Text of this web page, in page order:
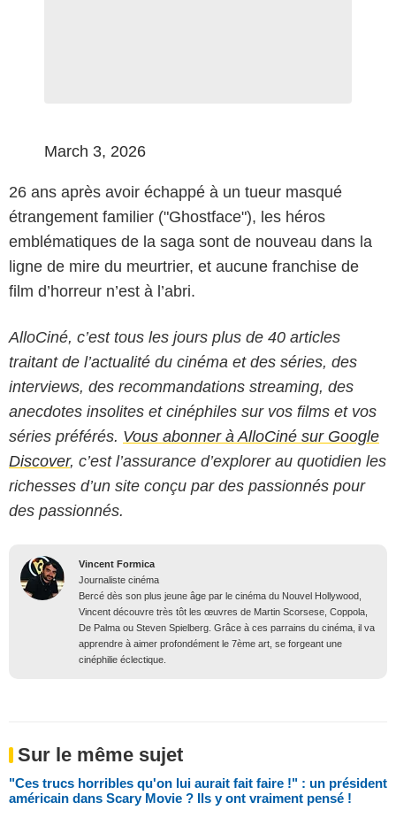
March 3, 2026
26 ans après avoir échappé à un tueur masqué
étrangement familier ("Ghostface"), les héros
emblématiques de la saga sont de nouveau dans la
ligne de mire du meurtrier, et aucune franchise de
film d’horreur n’est à l’abri.
AlloCiné, c’est tous les jours plus de 40 articles
traitant de l’actualité du cinéma et des séries, des
interviews, des recommandations streaming, des
anecdotes insolites et cinéphiles sur vos films et vos
séries préférés. Vous abonner à AlloCiné sur Google
Discover, c’est l’assurance d’explorer au quotidien les
richesses d’un site conçu par des passionnés pour
des passionnés.
Vincent Formica
Journaliste cinéma
Bercé dès son plus jeune âge par le cinéma du Nouvel Hollywood,
Vincent découvre très tôt les œuvres de Martin Scorsese, Coppola,
De Palma ou Steven Spielberg. Grâce à ces parrains du cinéma, il va
apprendre à aimer profondément le 7ème art, se forgeant une
cinéphilie éclectique.
Sur le même sujet
"Ces trucs horribles qu'on lui aurait fait faire !" : un président
américain dans Scary Movie ? Ils y ont vraiment pensé !